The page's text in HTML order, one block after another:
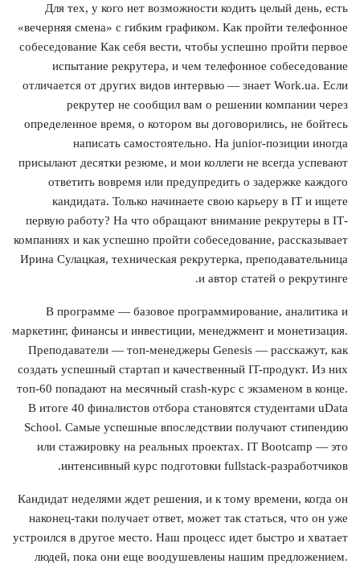
Для тех, у кого нет возможности кодить целый день, есть
«вечерняя смена» с гибким графиком. Как пройти телефонное
собеседование Как себя вести, чтобы успешно пройти первое
испытание рекрутера, и чем телефонное собеседование
отличается от других видов интервью — знает Work.ua. Если
рекрутер не сообщил вам о решении компании через
определенное время, о котором вы договорились, не бойтесь
написать самостоятельно. На junior-позиции иногда
присылают десятки резюме, и мои коллеги не всегда успевают
ответить вовремя или предупредить о задержке каждого
кандидата. Только начинаете свою карьеру в ІТ и ищете
первую работу? На что обращают внимание рекрутеры в ІТ-
компаниях и как успешно пройти собеседование, рассказывает
Ирина Сулацкая, техническая рекрутерка, преподавательница
и автор статей о рекрутинге.
В программе — базовое программирование, аналитика и
маркетинг, финансы и инвестиции, менеджмент и монетизация.
Преподаватели — топ-менеджеры Genesis — расскажут, как
создать успешный стартап и качественный IT-продукт. Из них
топ-60 попадают на месячный crash-курс с экзаменом в конце.
В итоге 40 финалистов отбора становятся студентами uData
School. Самые успешные впоследствии получают стипендию
или стажировку на реальных проектах. IT Bootcamp — это
интенсивный курс подготовки fullstack-разработчиков.
Кандидат неделями ждет решения, и к тому времени, когда он
наконец-таки получает ответ, может так статься, что он уже
устроился в другое место. Наш процесс идет быстро и хватает
людей, пока они еще воодушевлены нашим предложением.